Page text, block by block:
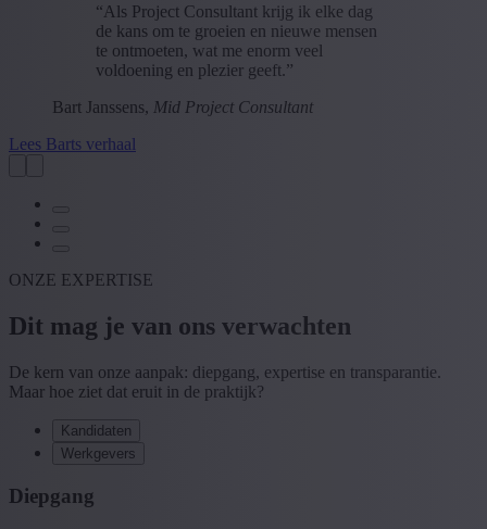
“Als Project Consultant krijg ik elke dag
de kans om te groeien en nieuwe mensen
te ontmoeten, wat me enorm veel
voldoening en plezier geeft.”
Bart Janssens, Mid Project Consultant
Lees Barts verhaal
ONZE EXPERTISE
Dit mag je van ons verwachten
De kern van onze aanpak: diepgang, expertise en transparantie.
Maar hoe ziet dat eruit in de praktijk?
Kandidaten
Werkgevers
Diepgang